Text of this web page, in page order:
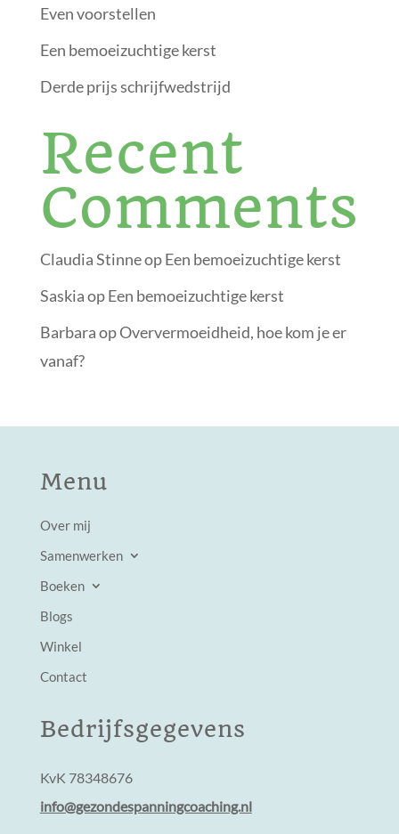
Even voorstellen
Een bemoeizuchtige kerst
Derde prijs schrijfwedstrijd
Recent
Comments
Claudia StinneopEen bemoeizuchtige kerst
SaskiaopEen bemoeizuchtige kerst
BarbaraopOververmoeidheid, hoe kom je er
vanaf?
Menu
Over mij
Samenwerken
Boeken
Blogs
Winkel
Contact
Bedrijfsgegevens
KvK 78348676
info@gezondespanningcoaching.nl